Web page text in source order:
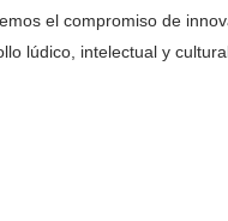
el compromiso de
lúdico, intelectual y